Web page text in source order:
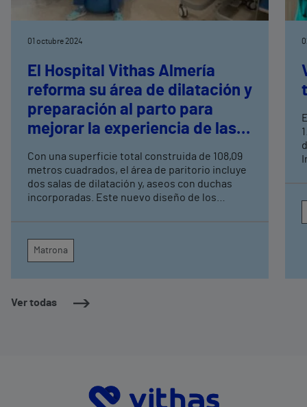
Ver todas
01 octubre 2024
El Hospital Vithas Almería
reforma su área de dilatación y
preparación al parto para
mejorar la experiencia de las
futuras madres
Con una superficie total construida de 108,09
metros cuadrados, el área de paritorio incluye
dos salas de dilatación y, aseos con duchas
incorporadas. Este nuevo diseño de los
Matrona